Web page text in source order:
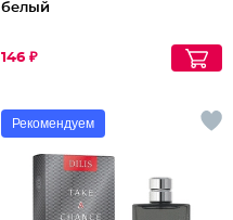
белый
146 ₽
Рекомендуем